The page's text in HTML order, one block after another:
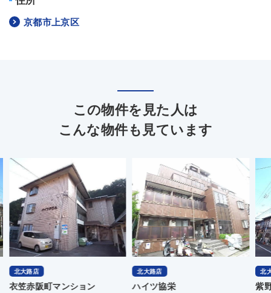
京都市上京区
この物件を見た人は
こんな物件も見ています
北大路店
ハイツ協栄
北大路店
紫野上柏野町マンション
北
ハ